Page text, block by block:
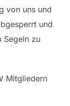
von uns und
und
Segeln zu
Mitgliedern